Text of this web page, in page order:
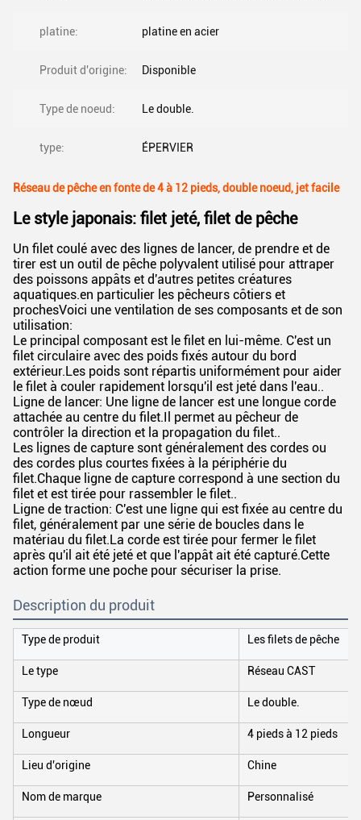
platine: platine en acier
Produit d'origine: Disponible
Type de noeud: Le double.
type: ÉPERVIER
Réseau de pêche en fonte de 4 à 12 pieds, double noeud, jet facile
Le style japonais: filet jeté, filet de pêche
Un filet coulé avec des lignes de lancer, de prendre et de
tirer est un outil de pêche polyvalent utilisé pour attraper
des poissons appâts et d'autres petites créatures
aquatiques.en particulier les pêcheurs côtiers et
prochesVoici une ventilation de ses composants et de son
utilisation:
Le principal composant est le filet en lui-même. C'est un
filet circulaire avec des poids fixés autour du bord
extérieur.Les poids sont répartis uniformément pour aider
le filet à couler rapidement lorsqu'il est jeté dans l'eau..
Ligne de lancer: Une ligne de lancer est une longue corde
attachée au centre du filet.Il permet au pêcheur de
contrôler la direction et la propagation du filet..
Les lignes de capture sont généralement des cordes ou
des cordes plus courtes fixées à la périphérie du
filet.Chaque ligne de capture correspond à une section du
filet et est tirée pour rassembler le filet..
Ligne de traction: C'est une ligne qui est fixée au centre du
filet, généralement par une série de boucles dans le
matériau du filet.La corde est tirée pour fermer le filet
après qu'il ait été jeté et que l'appât ait été capturé.Cette
action forme une poche pour sécuriser la prise.
Description du produit
Type de produit Les filets de pêche
Le type Réseau CAST
Type de nœud Le double.
Longueur 4 pieds à 12 pieds
Lieu d'origine Chine
Nom de marque Personnalisé